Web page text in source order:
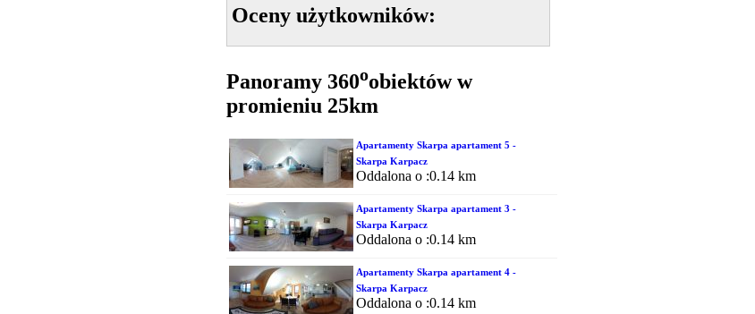
Oceny użytkowników:
Panoramy 360oobiektów w
promieniu 25km
Apartamenty Skarpa apartament 5 -
Skarpa Karpacz
Oddalona o :0.14 km
Apartamenty Skarpa apartament 3 -
Skarpa Karpacz
Oddalona o :0.14 km
Apartamenty Skarpa apartament 4 -
Skarpa Karpacz
Oddalona o :0.14 km